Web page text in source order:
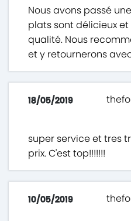
Nous avons passé
plats sont délicieux
qualité. Nous
et y retournerons
18/05/2019
super service et tres
prix. C'est top!!!!!!!
10/05/2019